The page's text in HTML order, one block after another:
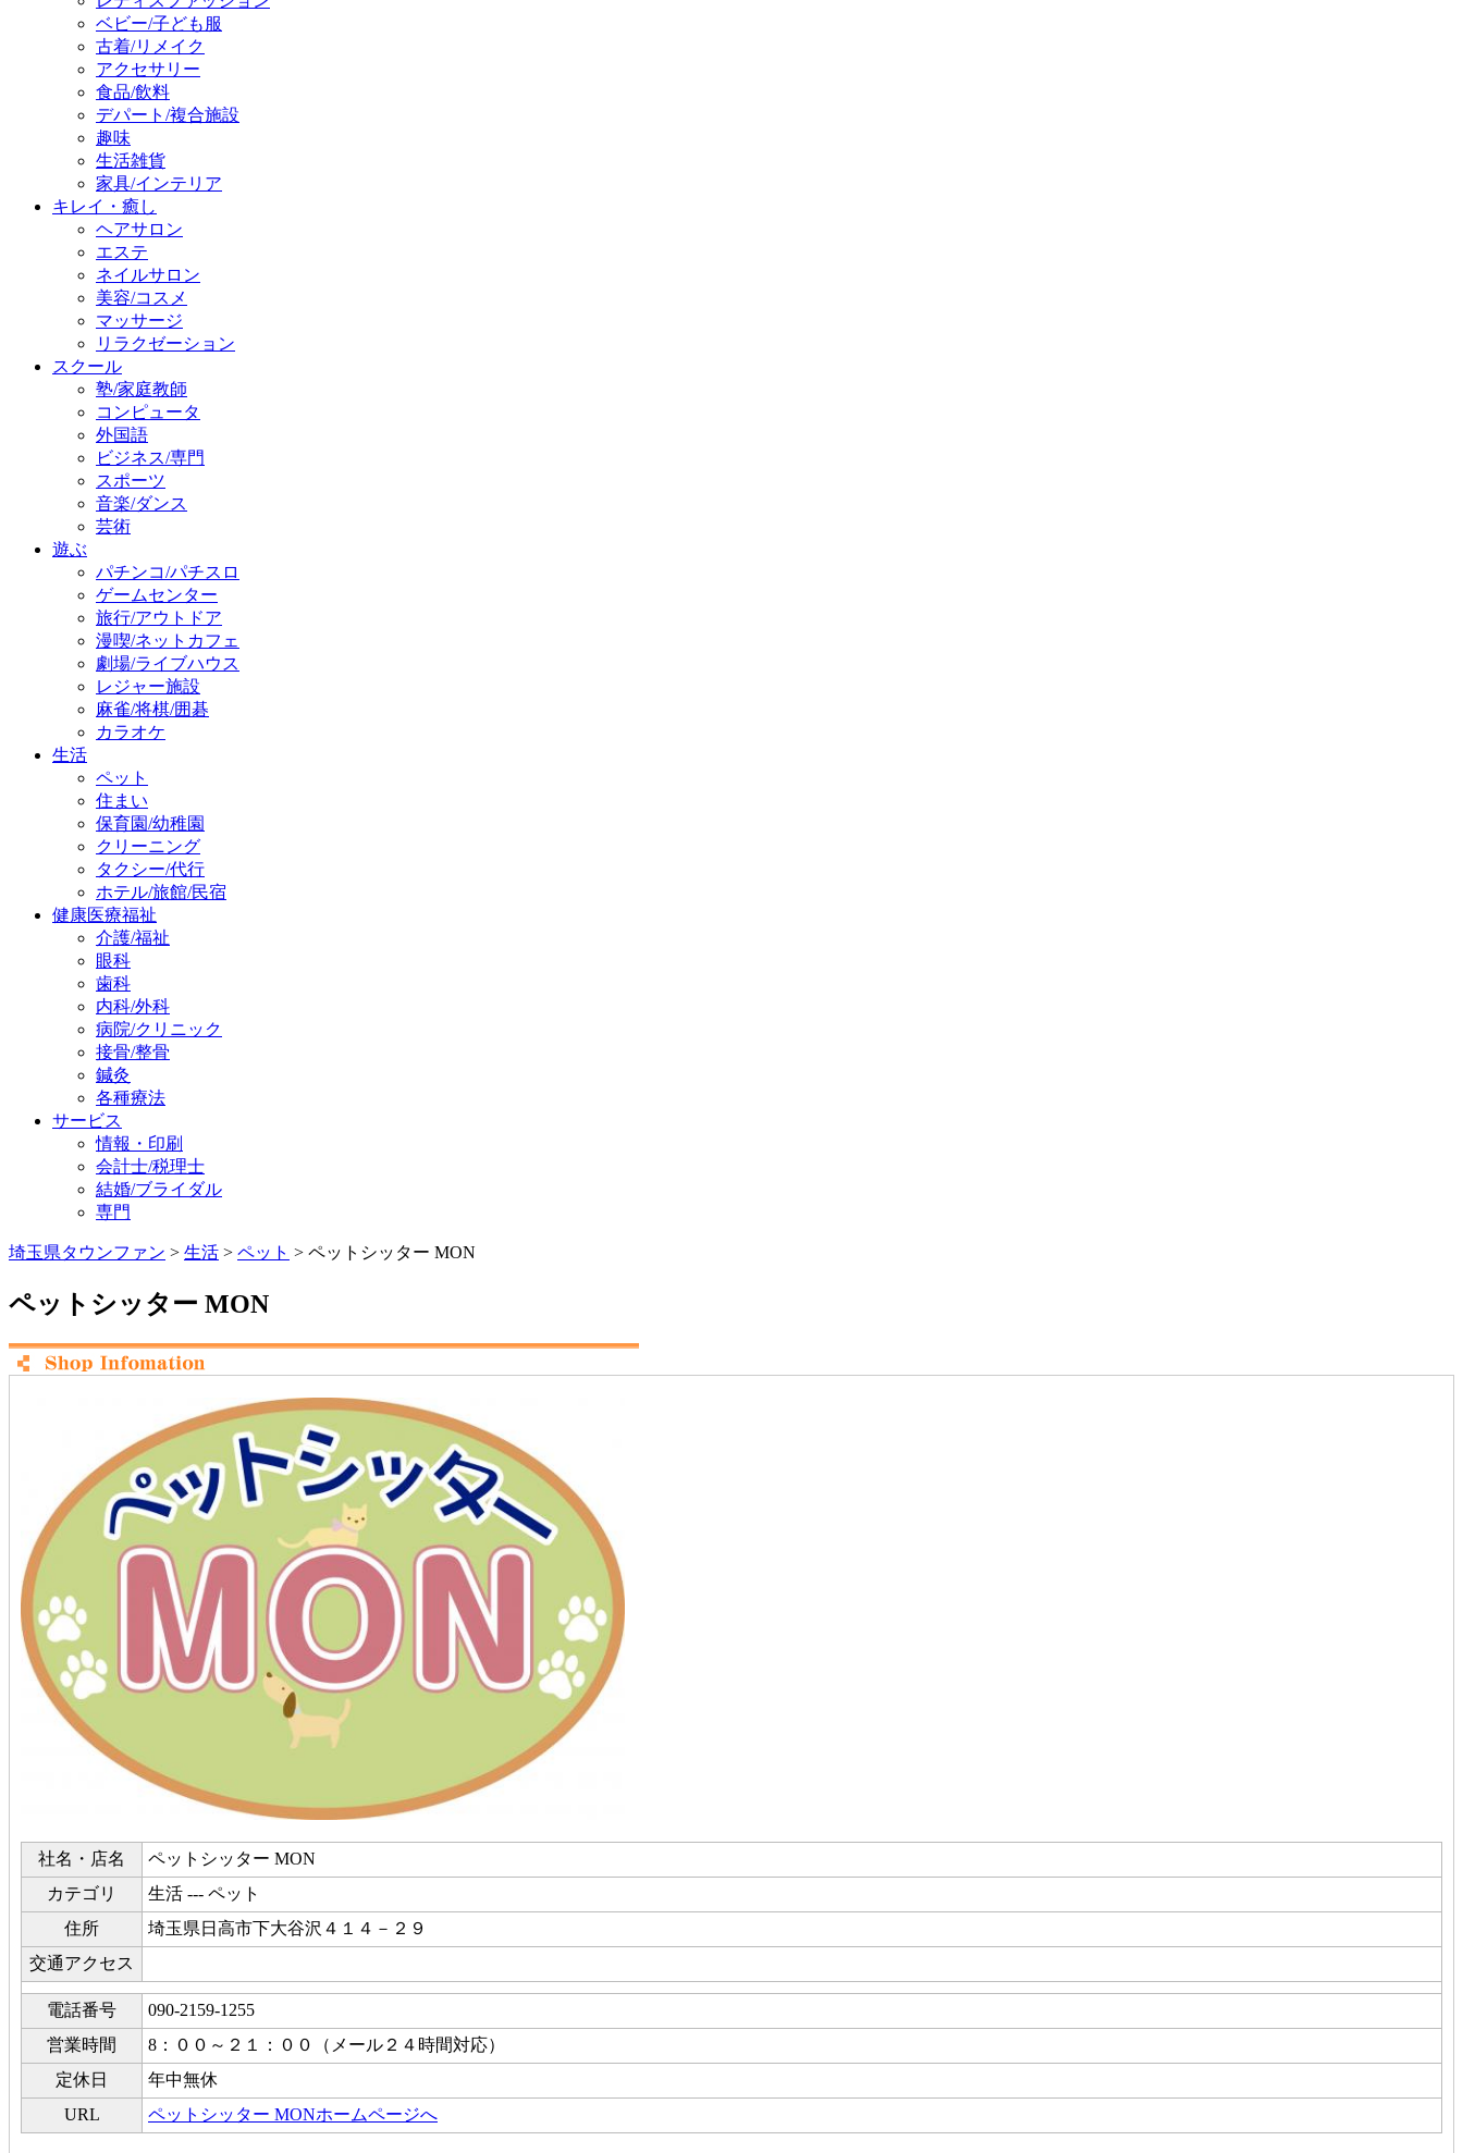
ベビー/子ども服
古着/リメイク
アクセサリー
食品/飲料
デパート/複合施設
趣味
生活雑貨
家具/インテリア
キレイ・癒し
ヘアサロン
エステ
ネイルサロン
美容/コスメ
マッサージ
リラクゼーション
スクール
塾/家庭教師
コンピュータ
外国語
ビジネス/専門
スポーツ
音楽/ダンス
芸術
遊ぶ
パチンコ/パチスロ
ゲームセンター
旅行/アウトドア
漫喫/ネットカフェ
劇場/ライブハウス
レジャー施設
麻雀/将棋/囲碁
カラオケ
生活
ペット
住まい
保育園/幼稚園
クリーニング
タクシー/代行
ホテル/旅館/民宿
健康医療福祉
介護/福祉
眼科
歯科
内科/外科
病院/クリニック
接骨/整骨
鍼灸
各種療法
サービス
情報・印刷
会計士/税理士
結婚/ブライダル
専門
埼玉県タウンファン > 生活 > ペット > ペットシッター MON
ペットシッター MON
社名・店名
ペットシッター MON
カテゴリ
生活 --- ペット
住所
埼玉県日高市下大谷沢４１４－２９
交通アクセス
電話番号
090-2159-1255
営業時間
8：００～２１：００（メール２４時間対応）
定休日
年中無休
URL
ペットシッター MONホームページへ